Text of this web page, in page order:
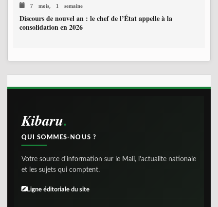
7 mois, 1 semaine
Discours de nouvel an : le chef de l’État appelle à la
consolidation en 2026
Kibaru
QUI SOMMES-NOUS ?
Votre source d'information sur le Mali, l'actualite nationale
et les sujets qui comptent.
Ligne éditoriale du site